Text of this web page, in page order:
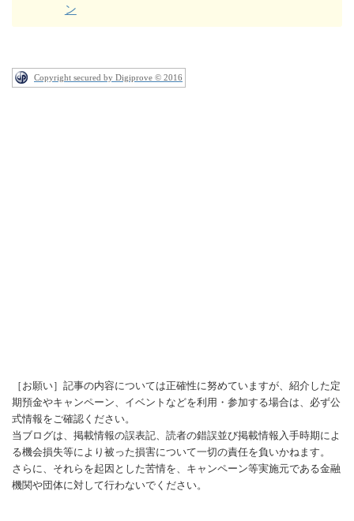
ン
Copyright secured by Digiprove © 2016
［お願い］記事の内容については正確性に努めていますが、紹介した定
期預金やキャンペーン、イベントなどを利用・参加する場合は、必ず公
式情報をご確認ください。
当ブログは、掲載情報の誤表記、読者の錯誤並び掲載情報入手時期によ
る機会損失等により被った損害について一切の責任を負いかねます。
さらに、それらを起因とした苦情を、キャンペーン等実施元である金融
機関や団体に対して行わないでください。